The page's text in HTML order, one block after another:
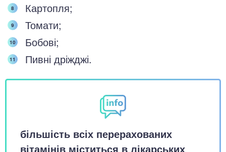
Картопля;
Томати;
Бобові;
Пивні дріжджі.
більшість всіх перерахованих
вітамінів міститься в лікарських